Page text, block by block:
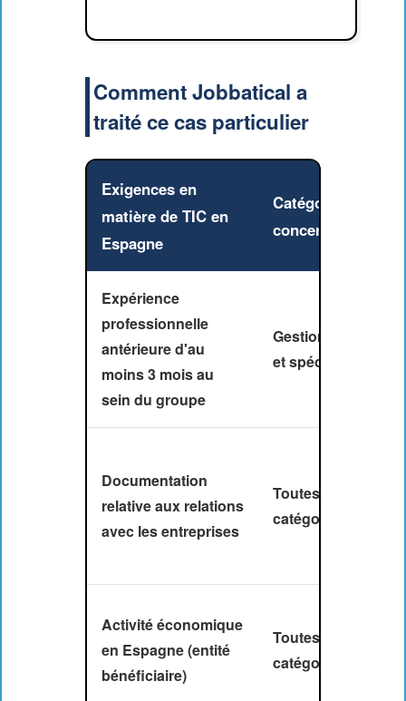
Comment Jobbatical a
traité ce cas particulier
Exigences en
matière de TIC en
Espagne
Catégorie
concernée
Expérience
professionnelle
antérieure d'au
moins 3 mois au
sein du groupe
Gestionnaires
et spécialistes
Documentation
relative aux relations
avec les entreprises
Toutes les
catégories
Activité économique
en Espagne (entité
bénéficiaire)
Toutes les
catégories